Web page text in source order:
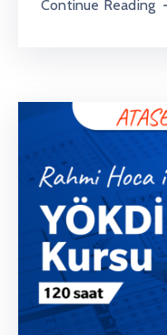
Continue Reading